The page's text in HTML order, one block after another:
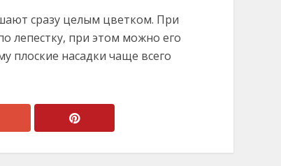
сразу целым цветком. При
лепестку, при этом можно его
плоские насадки чаще всего